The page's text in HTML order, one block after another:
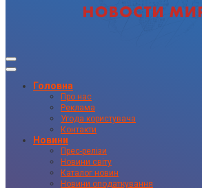
Головна
Про нас
Реклама
Угода користувача
Контакти
Новини
Прес-релізи
Новини світу
Каталог новин
Новини оподаткування